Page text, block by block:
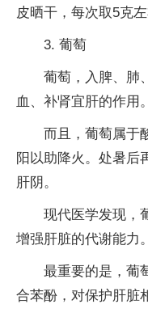
皮晒干，每次取5克
3. 葡萄
葡萄，入脾、肺
血、补肾宜肝的作用。
而且，葡萄属于
阳以助降火。处暑后
肝阴。
现代医学发现，
增强肝脏的代谢能力。
最重要的是，葡
合苯酚，对保护肝脏